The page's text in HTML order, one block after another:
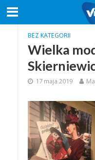
BEZ KATEGORII
Wielka
17 maja 2019